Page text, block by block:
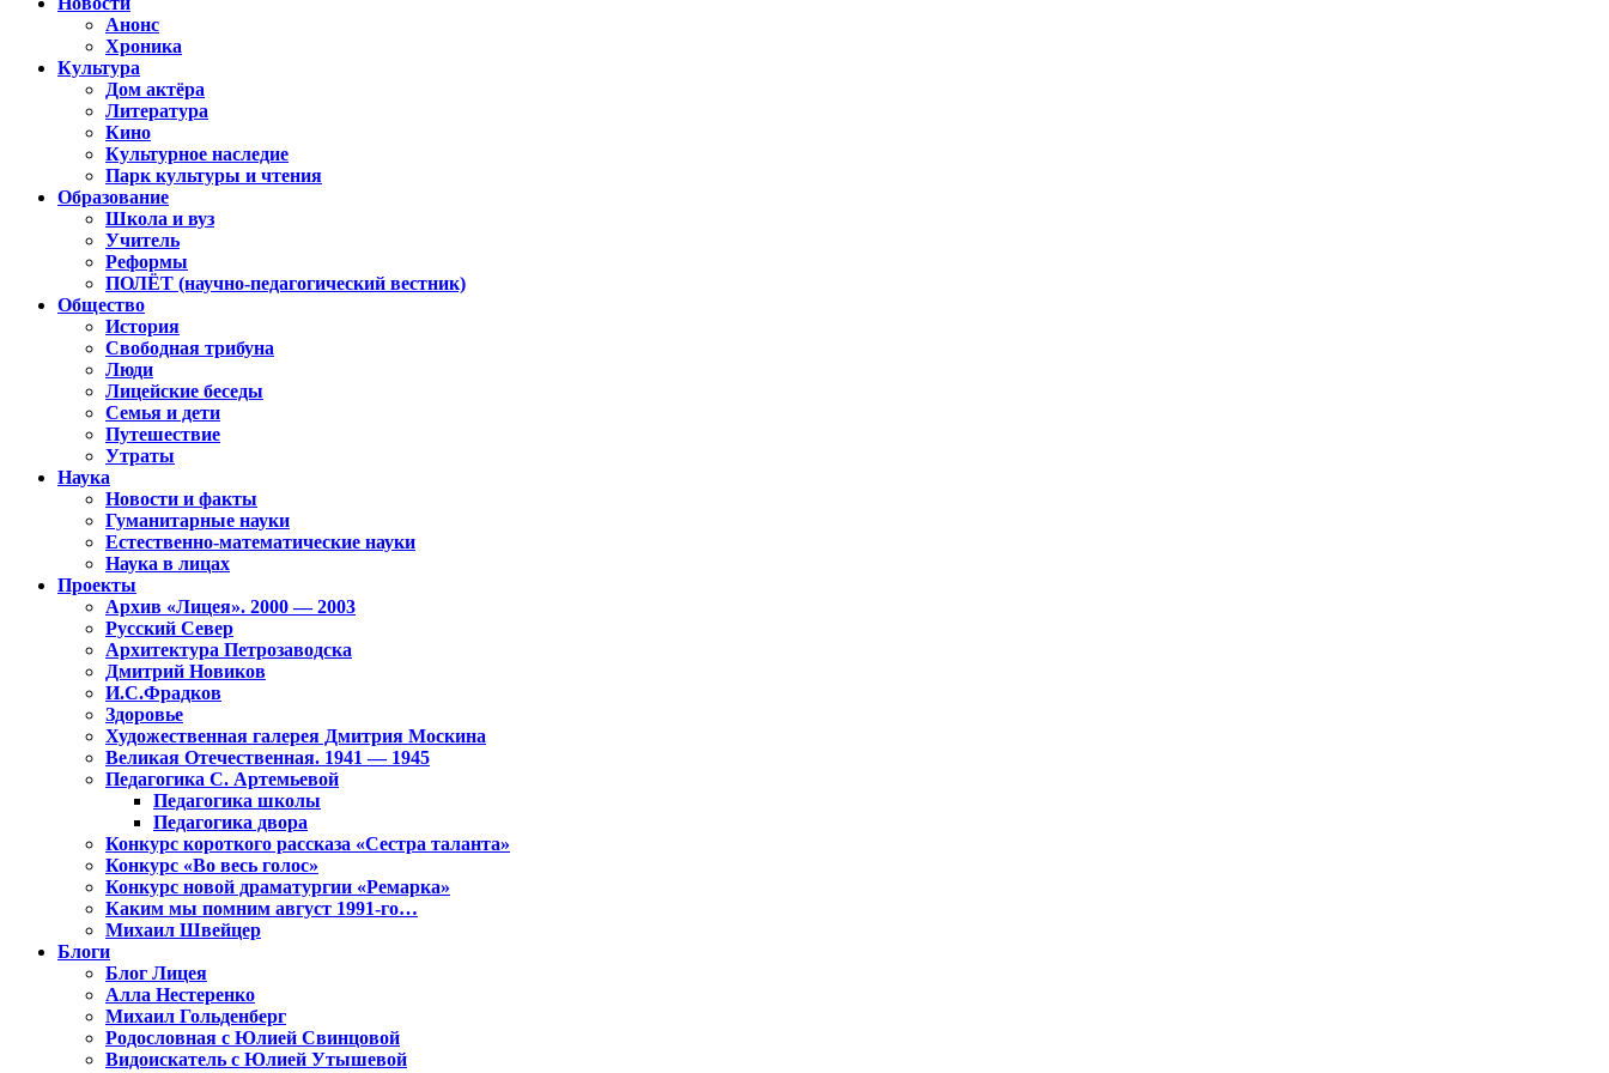
Анонс
Хроника
Культура
Дом актёра
Литература
Кино
Культурное наследие
Парк культуры и чтения
Образование
Школа и вуз
Учитель
Реформы
ПОЛЁТ (научно-педагогический вестник)
Общество
История
Свободная трибуна
Люди
Лицейские беседы
Семья и дети
Путешествие
Утраты
Наука
Новости и факты
Гуманитарные науки
Естественно-математические науки
Наука в лицах
Проекты
Архив «Лицея». 2000 — 2003
Русский Север
Архитектура Петрозаводска
Дмитрий Новиков
И.С.Фрадков
Здоровье
Художественная галерея Дмитрия Москина
Великая Отечественная. 1941 — 1945
Педагогика С. Артемьевой
Педагогика школы
Педагогика двора
Конкурс короткого рассказа «Сестра таланта»
Конкурс «Во весь голос»
Конкурс новой драматургии «Ремарка»
Каким мы помним август 1991-го…
Михаил Швейцер
Блоги
Блог Лицея
Алла Нестеренко
Михаил Гольденберг
Родословная с Юлией Свинцовой
Видоискатель с Юлией Утышевой